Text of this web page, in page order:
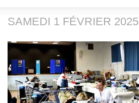
SAMEDI 1 FÉVRIER 2025